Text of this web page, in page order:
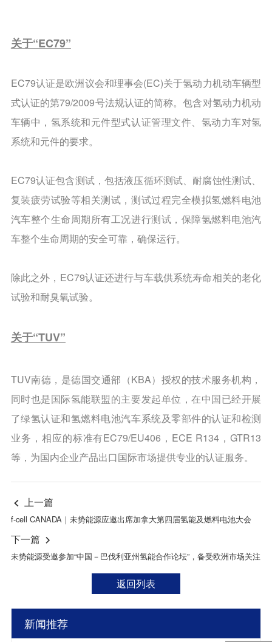
关于“EC79”
EC79认证是欧洲议会和理事会(EC)关于氢动力机动车辆型
式认证的第79/2009号法规认证的简称。包含对氢动力机动
车辆中，氢系统和元件型式认证管理文件、氢动力车对氢
系统和元件的要求。
EC79认证包含测试，包括液压循环测试、耐腐蚀性测试、
复装疲劳试验等相关测试，测试过程完全模拟氢燃料电池
汽车整个生命周期所有工况进行测试，保障氢燃料电池汽
车整个生命周期的安全可靠，确保运行。
除此之外，EC79认证还进行与车载供系统寿命相关的老化
试验和耐臭氧试验。
关于“TUV”
TUV南德，是德国交通部（KBA）授权的技术服务机构，
同时也是国际氢能联盟的主要发起单位，在中国已经开展
了绿氢认证和氢燃料电池汽车系统及零部件的认证和检测
业务，相应的标准有EC79/EU406，ECE R134，GTR13
等，为国内企业产品出口国际市场提供专业的认证服务。
 上一篇
f-cell CANADA｜未势能源应邀出席加拿大第四届氢能及燃料电池大会
下一篇 
未势能源受邀参加“中国－巴伐利亚州氢能合作论坛”，备受欧洲市场关注
返回列表
新闻推荐